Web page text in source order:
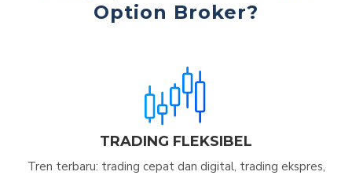
Option Broker?
TRADING FLEKSIBEL
Tren terbaru: trading cepat dan digital, trading ekspres,